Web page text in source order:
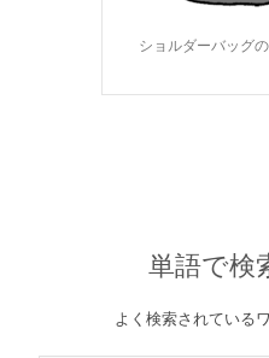
ショルダーバッグ
単語で検
よく検索されている